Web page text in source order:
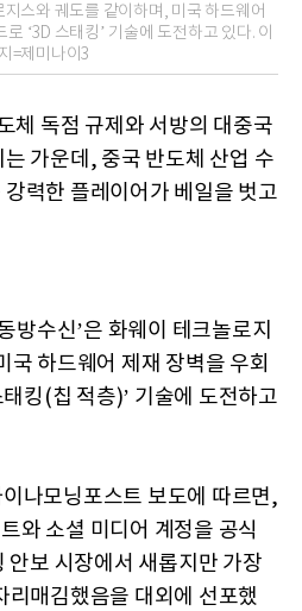
지스와 궤도를 같이하며, 미국 하드웨어
‘3D 스태킹’ 기술에 도전하고 있다. 이
=제미나이3
체 독점 규제와 서방의 대중국
가운데, 중국 반도체 산업 수
력한 플레이어가 베일을 벗고
방수신’은 화웨이 테크놀로지
국 하드웨어 제재 장벽을 우회
킹(칩 적층)’ 기술에 도전하고
나모닝포스트 보도에 따르면,
와 소셜 미디어 계정을 공식
안보 시장에서 새롭지만 가장
리매김했음을 대외에 선포했